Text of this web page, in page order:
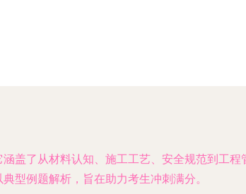
盖了从材料认知、施工工艺、安全规范到工
型例题解析，旨在助力考生冲刺满分。